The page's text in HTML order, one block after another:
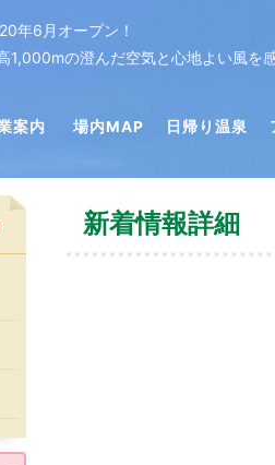
年6月オープン！
1,000mの澄んだ空気と心地よい風を
案内 場内MAP 日帰り温泉
新着情報詳細